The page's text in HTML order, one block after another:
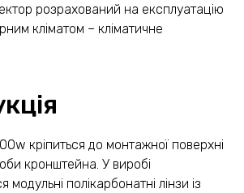
розрахований на експлуатацію
кліматом – кліматичне
кріпиться до монтажної поверхні
кронштейна. У виробі
модульні полікарбонатні лінзи із